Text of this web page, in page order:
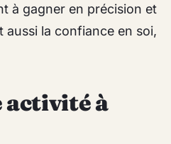
à gagner en précision et
la confiance en soi,
activité à